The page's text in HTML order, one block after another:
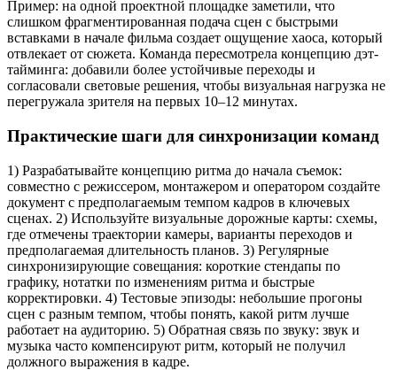
Пример: на одной проектной площадке заметили, что
слишком фрагментированная подача сцен с быстрыми
вставками в начале фильма создает ощущение хаоса, который
отвлекает от сюжета. Команда пересмотрела концепцию дэт-
тайминга: добавили более устойчивые переходы и
согласовали световые решения, чтобы визуальная нагрузка не
перегружала зрителя на первых 10–12 минутах.
Практические шаги для синхронизации команд
1) Разрабатывайте концепцию ритма до начала съемок:
совместно с режиссером, монтажером и оператором создайте
документ с предполагаемым темпом кадров в ключевых
сценах. 2) Используйте визуальные дорожные карты: схемы,
где отмечены траектории камеры, варианты переходов и
предполагаемая длительность планов. 3) Регулярные
синхронизирующие совещания: короткие стендапы по
графику, нотатки по изменениям ритма и быстрые
корректировки. 4) Тестовые эпизоды: небольшие прогоны
сцен с разным темпом, чтобы понять, какой ритм лучше
работает на аудиторию. 5) Обратная связь по звуку: звук и
музыка часто компенсируют ритм, который не получил
должного выражения в кадре.